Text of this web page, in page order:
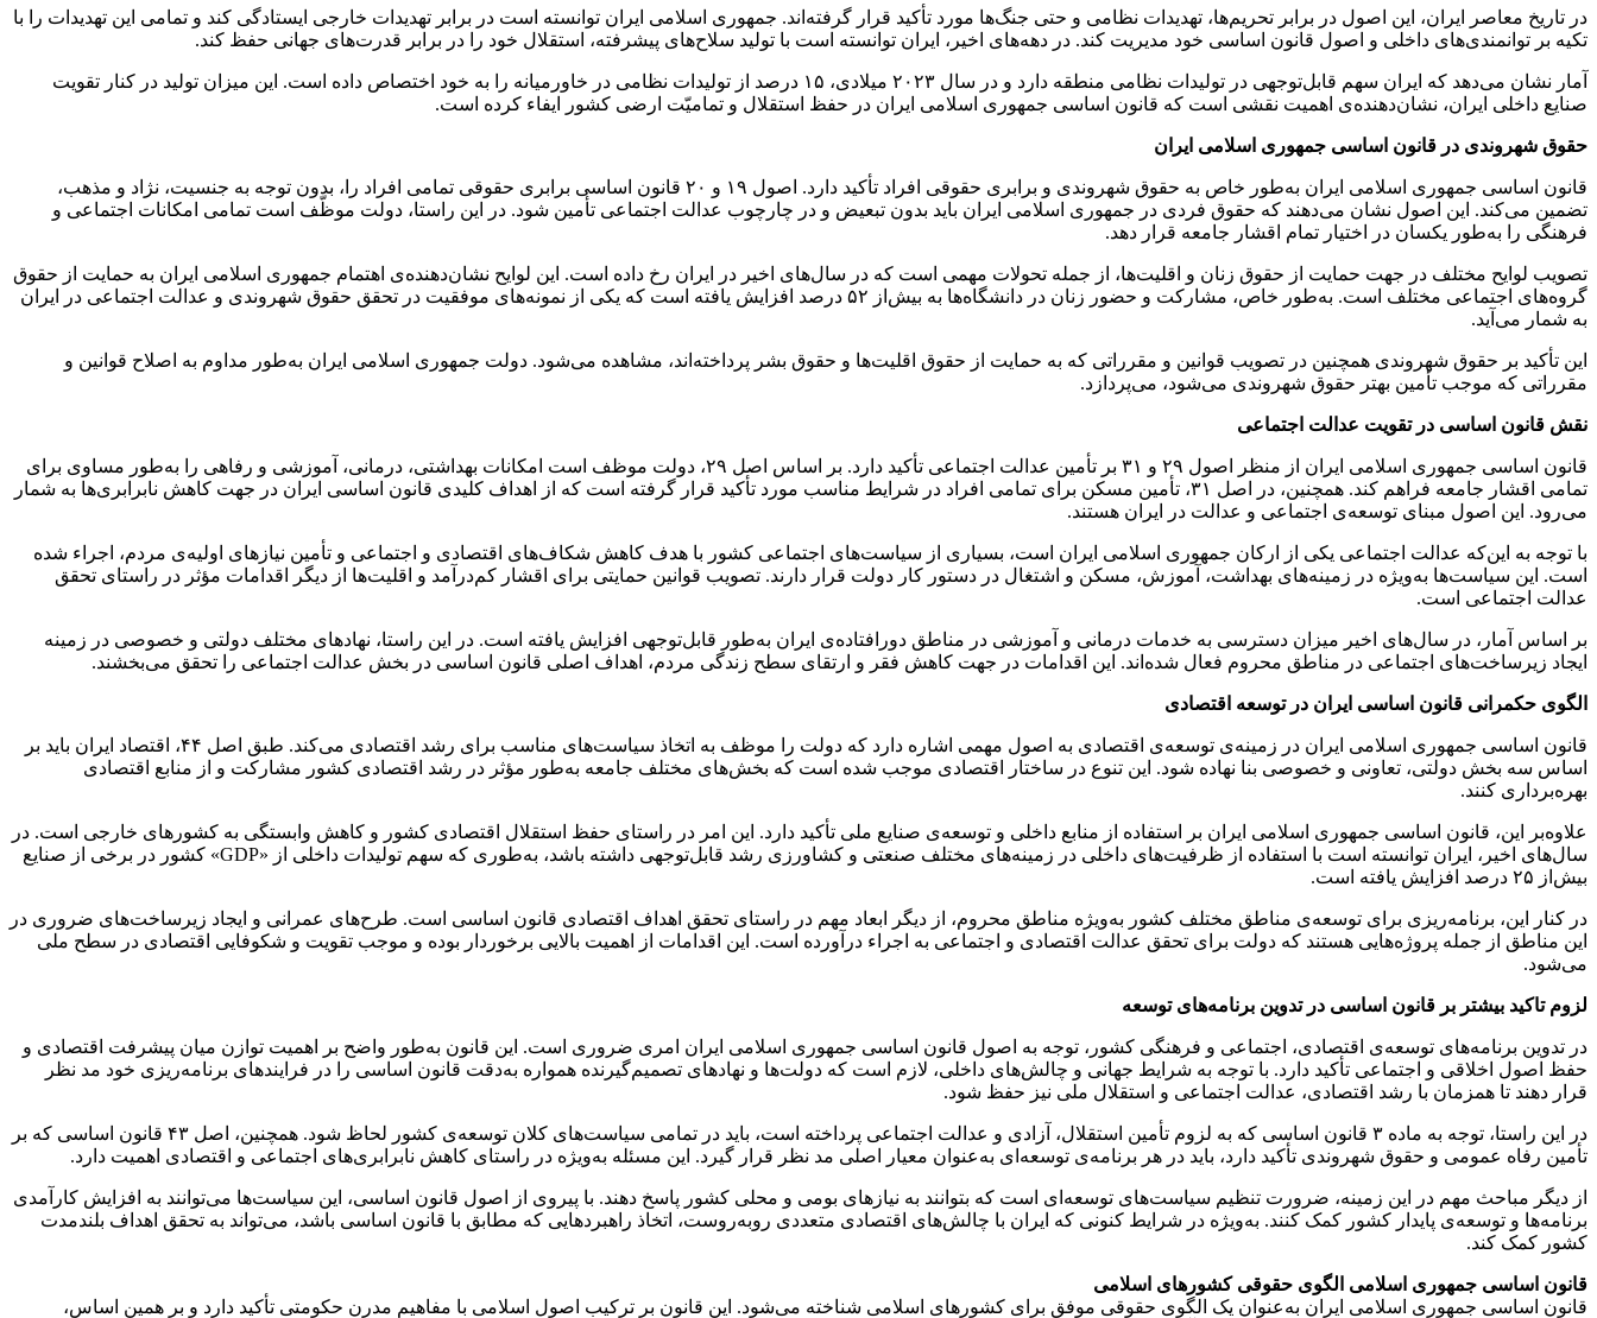
در تاریخ معاصر ایران، این اصول در برابر تحریم‌ها، تهدیدات نظامی و حتی جنگ‌ها مورد تأکید قرار گرفته‌اند. جمهوری اسلامی ایران توانسته است در برابر تهدیدات خارجی ایستادگی کند و تمامی این تهدیدات را با
تکیه بر توانمندی‌های داخلی و اصول قانون اساسی خود مدیریت کند. در دهه‌های اخیر، ایران توانسته است با تولید سلاح‌های پیشرفته، استقلال خود را در برابر قدرت‌های جهانی حفظ کند.
آمار نشان می‌دهد که ایران سهم قابل‌توجهی در تولیدات نظامی منطقه دارد و در سال ۲۰۲۳ میلادی، ۱۵ درصد از تولیدات نظامی در خاورمیانه را به خود اختصاص داده است. این میزان تولید در کنار تقویت
صنایع داخلی ایران، نشان‌دهنده‌ی اهمیت نقشی است که قانون اساسی جمهوری اسلامی ایران در حفظ استقلال و تمامیّت ارضی کشور ایفاء کرده است.
حقوق شهروندی در قانون اساسی جمهوری اسلامی ایران
قانون اساسی جمهوری اسلامی ایران به‌طور خاص به حقوق شهروندی و برابری حقوقی افراد تأکید دارد. اصول ۱۹ و ۲۰ قانون اساسی برابری حقوقی تمامی افراد را، بدون توجه به جنسیت، نژاد و مذهب،
تضمین می‌کند. این اصول نشان می‌دهند که حقوق فردی در جمهوری اسلامی ایران باید بدون تبعیض و در چارچوب عدالت اجتماعی تأمین شود. در این راستا، دولت موظّف است تمامی امکانات اجتماعی و
فرهنگی را به‌طور یکسان در اختیار تمام اقشار جامعه قرار دهد.
تصویب لوایح مختلف در جهت حمایت از حقوق زنان و اقلیت‌ها، از جمله تحولات مهمی است که در سال‌های اخیر در ایران رخ داده است. این لوایح نشان‌دهنده‌ی اهتمام جمهوری اسلامی ایران به حمایت از حقوق
گروه‌های اجتماعی مختلف است. به‌طور خاص، مشارکت و حضور زنان در دانشگاه‌ها به بیش‌از ۵۲ درصد افزایش یافته است که یکی از نمونه‌های موفقیت در تحقق حقوق شهروندی و عدالت اجتماعی در ایران
به شمار می‌آید.
این تأکید بر حقوق شهروندی همچنین در تصویب قوانین و مقرراتی که به حمایت از حقوق اقلیت‌ها و حقوق بشر پرداخته‌اند، مشاهده می‌شود. دولت جمهوری اسلامی ایران به‌طور مداوم به اصلاح قوانین و
مقرراتی که موجب تأمین بهتر حقوق شهروندی می‌شود، می‌پردازد.
نقش قانون اساسی در تقویت عدالت اجتماعی
قانون اساسی جمهوری اسلامی ایران از منظر اصول ۲۹ و ۳۱ بر تأمین عدالت اجتماعی تأکید دارد. بر اساس اصل ۲۹، دولت موظف است امکانات بهداشتی، درمانی، آموزشی و رفاهی را به‌طور مساوی برای
تمامی اقشار جامعه فراهم کند. همچنین، در اصل ۳۱، تأمین مسکن برای تمامی افراد در شرایط مناسب مورد تأکید قرار گرفته است که از اهداف کلیدی قانون اساسی ایران در جهت کاهش نابرابری‌ها به شمار
می‌رود. این اصول مبنای توسعه‌ی اجتماعی و عدالت در ایران هستند.
با توجه به این‌که عدالت اجتماعی یکی از ارکان جمهوری اسلامی ایران است، بسیاری از سیاست‌های اجتماعی کشور با هدف کاهش شکاف‌های اقتصادی و اجتماعی و تأمین نیازهای اولیه‌ی مردم، اجراء شده
است. این سیاست‌ها به‌ویژه در زمینه‌های بهداشت، آموزش، مسکن و اشتغال در دستور کار دولت قرار دارند. تصویب قوانین حمایتی برای اقشار کم‌درآمد و اقلیت‌ها از دیگر اقدامات مؤثر در راستای تحقق
عدالت اجتماعی است.
بر اساس آمار، در سال‌های اخیر میزان دسترسی به خدمات درمانی و آموزشی در مناطق دورافتاده‌ی ایران به‌طور قابل‌توجهی افزایش یافته است. در این راستا، نهادهای مختلف دولتی و خصوصی در زمینه
ایجاد زیرساخت‌های اجتماعی در مناطق محروم فعال شده‌اند. این اقدامات در جهت کاهش فقر و ارتقای سطح زندگی مردم، اهداف اصلی قانون اساسی در بخش عدالت اجتماعی را تحقق می‌بخشند.
الگوی حکمرانی قانون اساسی ایران در توسعه اقتصادی
قانون اساسی جمهوری اسلامی ایران در زمینه‌ی توسعه‌ی اقتصادی به اصول مهمی اشاره دارد که دولت را موظف به اتخاذ سیاست‌های مناسب برای رشد اقتصادی می‌کند. طبق اصل ۴۴، اقتصاد ایران باید بر
اساس سه بخش دولتی، تعاونی و خصوصی بنا نهاده شود. این تنوع در ساختار اقتصادی موجب شده است که بخش‌های مختلف جامعه به‌طور مؤثر در رشد اقتصادی کشور مشارکت و از منابع اقتصادی
بهره‌برداری کنند.
علاوه‌بر این، قانون اساسی جمهوری اسلامی ایران بر استفاده از منابع داخلی و توسعه‌ی صنایع ملی تأکید دارد. این امر در راستای حفظ استقلال اقتصادی کشور و کاهش وابستگی به کشورهای خارجی است. در
سال‌های اخیر، ایران توانسته است با استفاده از ظرفیت‌های داخلی در زمینه‌های مختلف صنعتی و کشاورزی رشد قابل‌توجهی داشته باشد، به‌طوری که سهم تولیدات داخلی از «GDP» کشور در برخی از صنایع
بیش‌از ۲۵ درصد افزایش یافته است.
در کنار این، برنامه‌ریزی برای توسعه‌ی مناطق مختلف کشور به‌ویژه مناطق محروم، از دیگر ابعاد مهم در راستای تحقق اهداف اقتصادی قانون اساسی است. طرح‌های عمرانی و ایجاد زیرساخت‌های ضروری در
این مناطق از جمله پروژه‌هایی هستند که دولت برای تحقق عدالت اقتصادی و اجتماعی به اجراء درآورده است. این اقدامات از اهمیت بالایی برخوردار بوده و موجب تقویت و شکوفایی اقتصادی در سطح ملی
می‌شود.
لزوم تاکید بیشتر بر قانون اساسی در تدوین برنامه‌های توسعه
در تدوین برنامه‌های توسعه‌ی اقتصادی، اجتماعی و فرهنگی کشور، توجه به اصول قانون اساسی جمهوری اسلامی ایران امری ضروری است. این قانون به‌طور واضح بر اهمیت توازن میان پیشرفت اقتصادی و
حفظ اصول اخلاقی و اجتماعی تأکید دارد. با توجه به شرایط جهانی و چالش‌های داخلی، لازم است که دولت‌ها و نهادهای تصمیم‌گیرنده همواره به‌دقت قانون اساسی را در فرایندهای برنامه‌ریزی خود مد نظر
قرار دهند تا همزمان با رشد اقتصادی، عدالت اجتماعی و استقلال ملی نیز حفظ شود.
در این راستا، توجه به ماده ۳ قانون اساسی که به لزوم تأمین استقلال، آزادی و عدالت اجتماعی پرداخته است، باید در تمامی سیاست‌های کلان توسعه‌ی کشور لحاظ شود. همچنین، اصل ۴۳ قانون اساسی که بر
تأمین رفاه عمومی و حقوق شهروندی تأکید دارد، باید در هر برنامه‌ی توسعه‌ای به‌عنوان معیار اصلی مد نظر قرار گیرد. این مسئله به‌ویژه در راستای کاهش نابرابری‌های اجتماعی و اقتصادی اهمیت دارد.
از دیگر مباحث مهم در این زمینه، ضرورت تنظیم سیاست‌های توسعه‌ای است که بتوانند به نیازهای بومی و محلی کشور پاسخ دهند. با پیروی از اصول قانون اساسی، این سیاست‌ها می‌توانند به افزایش کارآمدی
برنامه‌ها و توسعه‌ی پایدار کشور کمک کنند. به‌ویژه در شرایط کنونی که ایران با چالش‌های اقتصادی متعددی روبه‌روست، اتخاذ راهبردهایی که مطابق با قانون اساسی باشد، می‌تواند به تحقق اهداف بلندمدت
کشور کمک کند.
قانون اساسی جمهوری اسلامی الگوی حقوقی کشورهای اسلامی
قانون اساسی جمهوری اسلامی ایران به‌عنوان یک الگوی حقوقی موفق برای کشورهای اسلامی شناخته می‌شود. این قانون بر ترکیب اصول اسلامی با مفاهیم مدرن حکومتی تأکید دارد و بر همین اساس،